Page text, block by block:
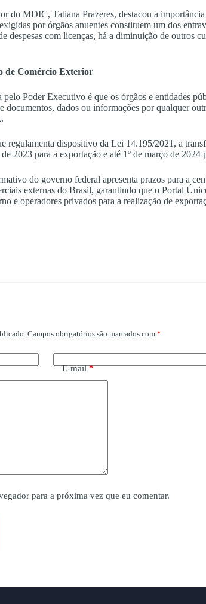
do MDIC, Tatiana Prazeres, destacou a
por órgãos anuentes constituem um dos
despesas com licenças, há a diminuição de outros
de Comércio Exterior
Poder Executivo é que os órgãos e entidades
documentos, dados ou informações por qualquer
regulamenta dispositivo da Lei 14.195/2021, a
2023 para a exportação e até 1º de março de 2024
do governo federal apresenta prazos para a
externas do Brasil, garantindo que o Portal
e operadores privados para a realização de
Campos obrigatórios são marcados com*
E-mail*
para a próxima vez que eu comentar.